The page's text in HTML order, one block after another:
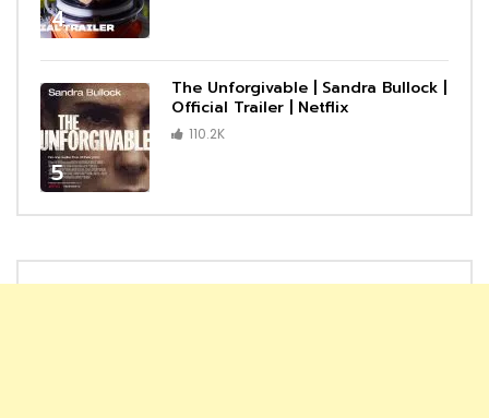
4
5
The Unforgivable | Sandra Bullock |
Official Trailer | Netflix
110.2K